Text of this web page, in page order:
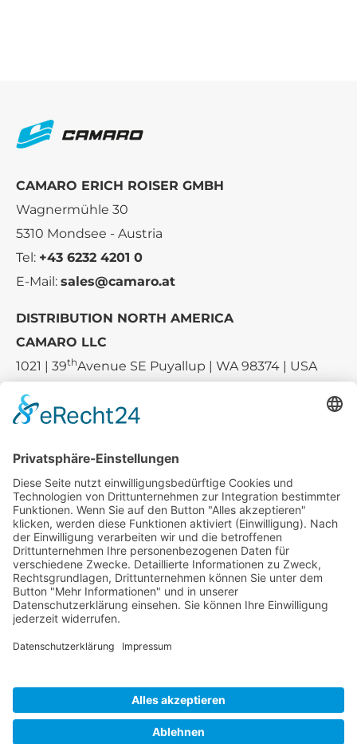
CAMARO ERICH ROISER GMBH
Wagnermühle 30
5310 Mondsee - Austria
Tel: +43 6232 4201 0
E-Mail: sales@camaro.at
DISTRIBUTION NORTH AMERICA
CAMARO LLC
1021 | 39thAvenue SE Puyallup | WA 98374 | USA
Tel.:+1 253-867-57 35
Unternehmen
Service
Media
© 2026 - Camaro Erich Roiser GmbH
AGB Impressum